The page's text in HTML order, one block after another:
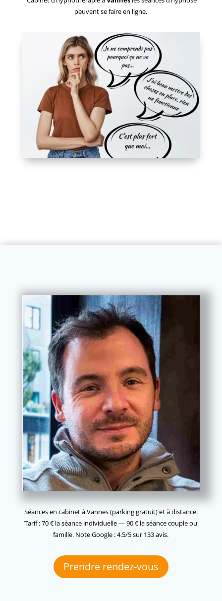
peuvent se faire en ligne.
Séances en cabinet à Vannes (parking gratuit) et à distance.
Tarif : 70 € la séance individuelle — 90 € la séance couple ou
famille. Note Google : 4.5/5 sur 133 avis.
Prendre rendez-vous